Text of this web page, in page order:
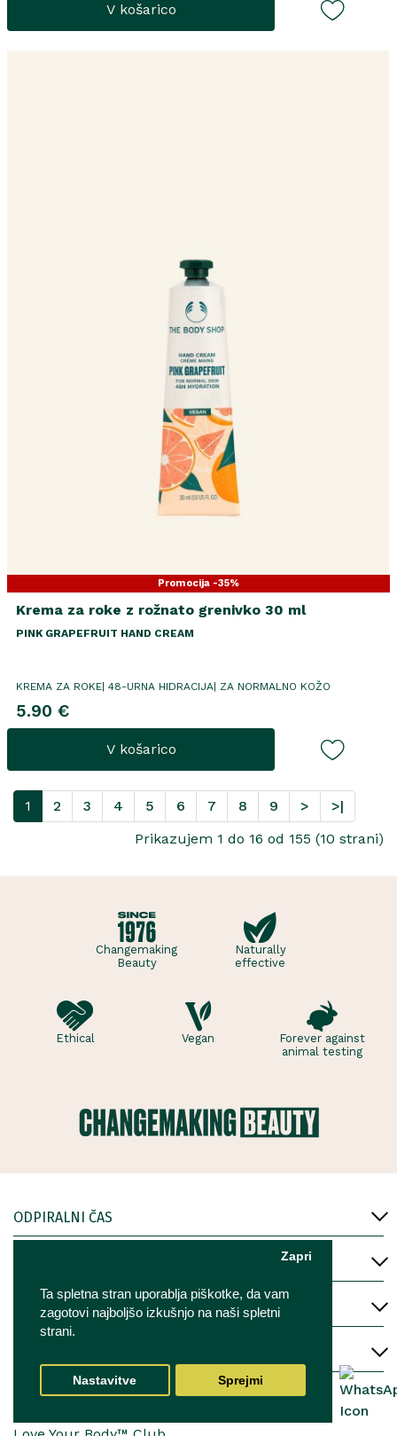
Ta spletna stran uporablja piškotke, da vam
zagotovi najboljšo izkušnjo na naši spletni
strani.
Zapri
Nastavitve Sprejmi
V košarico
Promocija -35%
Krema za roke z rožnato grenivko 30 ml
PINK GRAPEFRUIT HAND CREAM
KREMA ZA ROKE| 48-URNA HIDRACIJA| ZA NORMALNO KOŽO
5.90 €
V košarico
1 2 3 4 5 6 7 8 9 >
>|
Prikazujem 1 do 16 od 155 (10 strani)
Changemaking
Beauty
Naturally
effective
Ethical Vegan
Forever against
animal testing
ODPIRALNI ČAS
POGOJI
Kontakt